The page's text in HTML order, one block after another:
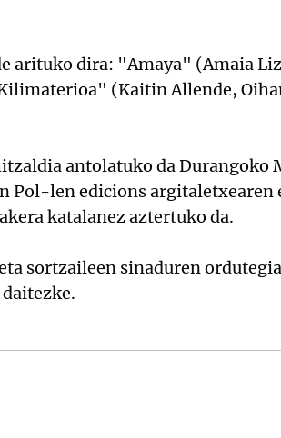
dira: "Amaya" (Amaia
(Kaitin Allende,
antolatuko da Durangoko
Pol-len edicions argitaletxearen
katalanez aztertuko da.
sortzaileen sinaduren